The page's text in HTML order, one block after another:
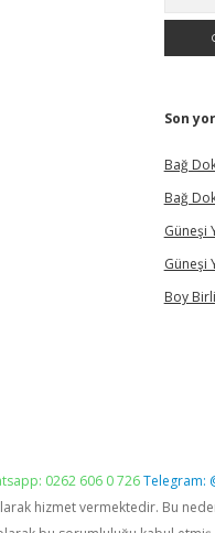
Son
Bağ
Bağ
Güneşi
Güneşi
Boy
0262 606 0 726Telegram:
hizmet vermektedir. Bu